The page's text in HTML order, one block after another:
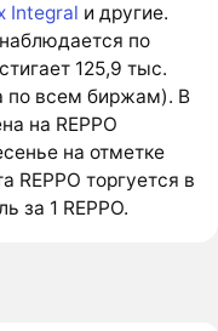
Integral и другие.
по
125,9 тыс.
по всем биржам). В
на REPPO
на отметке
REPPO торгуется в
за 1 REPPO.